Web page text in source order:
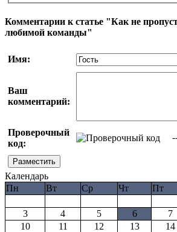
Комментарии к статье "Как не
любимой команды"
Имя:
Ваш
комментарий:
Проверочный
код:
Календарь
Пн
Вт Ср Чт Пт
3
4 5 6 7
10
11 12 13 14